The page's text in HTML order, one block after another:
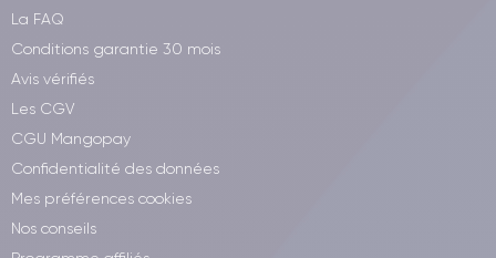
La FAQ
Conditions garantie 30 mois
Avis vérifiés
Les CGV
CGU Mangopay
Confidentialité des données
Mes préférences cookies
Nos conseils